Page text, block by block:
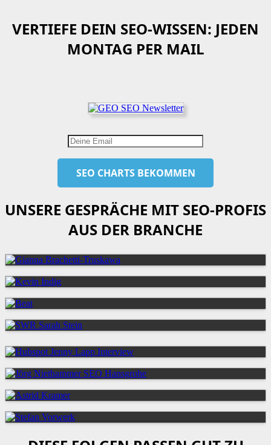
VERTIEFE DEIN SEO-WISSEN: JEDEN
MONTAG PER MAIL
UNSERE GESPRÄCHE MIT SEO-PROFIS
AUS DER BRANCHE